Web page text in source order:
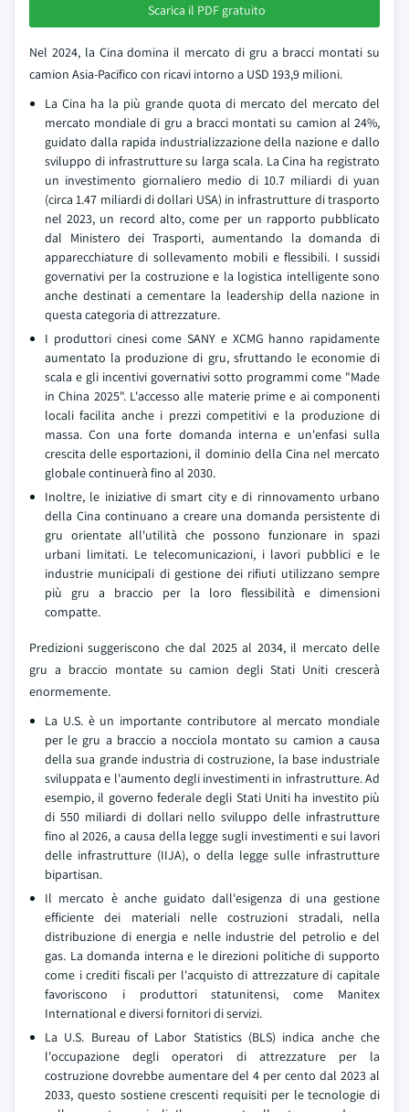
Scarica il PDF gratuito
Nel 2024, la Cina domina il mercato di gru a bracci montati su
camion Asia-Pacifico con ricavi intorno a USD 193,9 milioni.
La Cina ha la più grande quota di mercato del mercato del
mercato mondiale di gru a bracci montati su camion al 24%,
guidato dalla rapida industrializzazione della nazione e dallo
sviluppo di infrastrutture su larga scala. La Cina ha registrato
un investimento giornaliero medio di 10.7 miliardi di yuan
(circa 1.47 miliardi di dollari USA) in infrastrutture di trasporto
nel 2023, un record alto, come per un rapporto pubblicato
dal Ministero dei Trasporti, aumentando la domanda di
apparecchiature di sollevamento mobili e flessibili. I sussidi
governativi per la costruzione e la logistica intelligente sono
anche destinati a cementare la leadership della nazione in
questa categoria di attrezzature.
I produttori cinesi come SANY e XCMG hanno rapidamente
aumentato la produzione di gru, sfruttando le economie di
scala e gli incentivi governativi sotto programmi come "Made
in China 2025". L'accesso alle materie prime e ai componenti
locali facilita anche i prezzi competitivi e la produzione di
massa. Con una forte domanda interna e un'enfasi sulla
crescita delle esportazioni, il dominio della Cina nel mercato
globale continuerà fino al 2030.
Inoltre, le iniziative di smart city e di rinnovamento urbano
della Cina continuano a creare una domanda persistente di
gru orientate all'utilità che possono funzionare in spazi
urbani limitati. Le telecomunicazioni, i lavori pubblici e le
industrie municipali di gestione dei rifiuti utilizzano sempre
più gru a braccio per la loro flessibilità e dimensioni
compatte.
Predizioni suggeriscono che dal 2025 al 2034, il mercato delle
gru a braccio montate su camion degli Stati Uniti crescerà
enormemente.
La U.S. è un importante contributore al mercato mondiale
per le gru a braccio a nocciola montato su camion a causa
della sua grande industria di costruzione, la base industriale
sviluppata e l'aumento degli investimenti in infrastrutture. Ad
esempio, il governo federale degli Stati Uniti ha investito più
di 550 miliardi di dollari nello sviluppo delle infrastrutture
fino al 2026, a causa della legge sugli investimenti e sui lavori
delle infrastrutture (IIJA), o della legge sulle infrastrutture
bipartisan.
Il mercato è anche guidato dall'esigenza di una gestione
efficiente dei materiali nelle costruzioni stradali, nella
distribuzione di energia e nelle industrie del petrolio e del
gas. La domanda interna e le direzioni politiche di supporto
come i crediti fiscali per l'acquisto di attrezzature di capitale
favoriscono i produttori statunitensi, come Manitex
International e diversi fornitori di servizi.
La U.S. Bureau of Labor Statistics (BLS) indica anche che
l'occupazione degli operatori di attrezzature per la
costruzione dovrebbe aumentare del 4 per cento dal 2023 al
2033, questo sostiene crescenti requisiti per le tecnologie di